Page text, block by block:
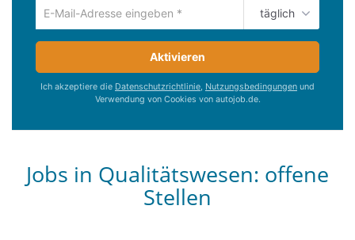
Um
die
aktuelle
zu
deine
ein
täglich
Aktivieren
Ich akzeptiere die Datenschutzrichtlinie, Nutzungsbedingungen und
Verwendung von Cookies von autojob.de.
Jobs in Qualitätswesen: offene
Stellen